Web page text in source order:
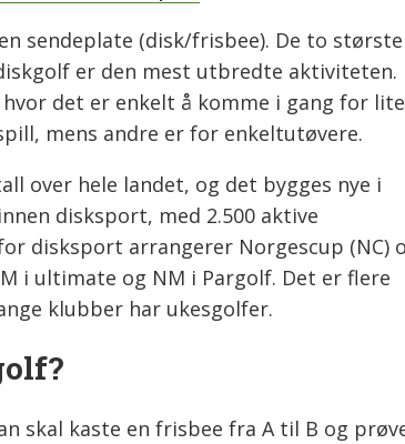
sendeplate (disk/frisbee). De to største
er den mest utbredte aktiviteten.
det er enkelt å komme i gang for
mens andre er for enkeltutøvere.
over hele landet, og det bygges nye i
disksport, med 2.500 aktive
disksport arrangerer Norgescup (NC)
i ultimate og NM i Pargolf. Det er flere
klubber har ukesgolfer.
skal kaste en frisbee fra A til B og